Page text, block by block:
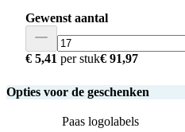
Gewenst aantal
€ 5,41 per stuk€ 91,97
Opties voor de geschenken
Paas logolabels